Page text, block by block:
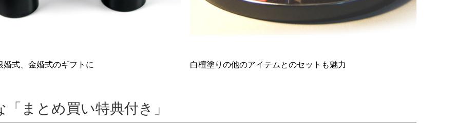
婚式、金婚式のギフトに 白檀塗りの他のアイテムとのセットも魅力
「まとめ買い特典付き」